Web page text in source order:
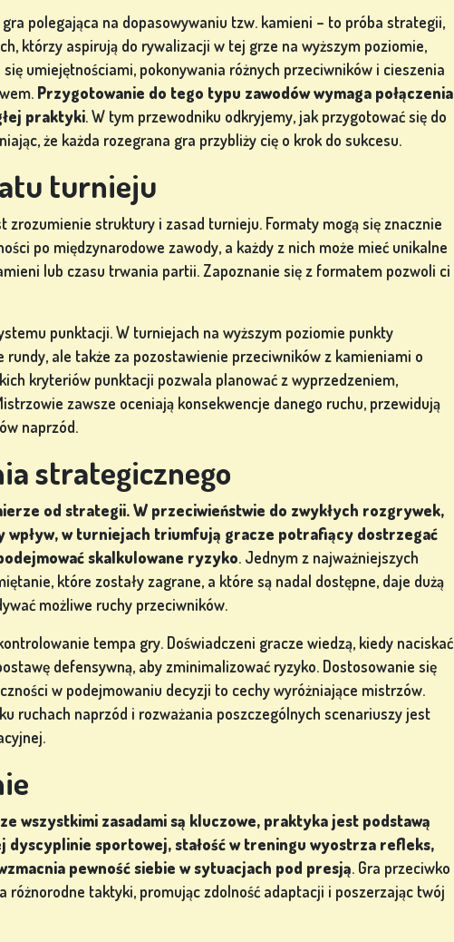
polegająca na dopasowywaniu tzw. kamieni – to próba strategii,
którzy aspirują do rywalizacji w tej grze na wyższym poziomie,
umiejętnościami, pokonywania różnych przeciwników i cieszenia
Przygotowanie do tego typu zawodów wymaga połączenia
praktyki. W tym przewodniku odkryjemy, jak przygotować się do
że każda rozegrana gra przybliży cię o krok do sukcesu.
turnieju
zrozumienie struktury i zasad turnieju. Formaty mogą się znacznie
po międzynarodowe zawody, a każdy z nich może mieć unikalne
lub czasu trwania partii. Zapoznanie się z formatem pozwoli ci
punktacji. W turniejach na wyższym poziomie punkty
ale także za pozostawienie przeciwników z kamieniami o
kryteriów punktacji pozwala planować z wyprzedzeniem,
zawsze oceniają konsekwencje danego ruchu, przewidują
naprzód.
strategicznego
od strategii. W przeciwieństwie do zwykłych rozgrywek,
wpływ, w turniejach triumfują gracze potrafiący dostrzegać
skalkulowane ryzyko. Jednym z najważniejszych
które zostały zagrane, a które są nadal dostępne, daje dużą
możliwe ruchy przeciwników.
tempa gry. Doświadczeni gracze wiedzą, kiedy naciskać
defensywną, aby zminimalizować ryzyko. Dostosowanie się
w podejmowaniu decyzji to cechy wyróżniające mistrzów.
ruchach naprzód i rozważania poszczególnych scenariuszy jest
wszystkimi zasadami są kluczowe, praktyka jest podstawą
dyscyplinie sportowej, stałość w treningu wyostrza refleks,
pewność siebie w sytuacjach pod presją. Gra przeciwko
różnorodne taktyki, promując zdolność adaptacji i poszerzając twój